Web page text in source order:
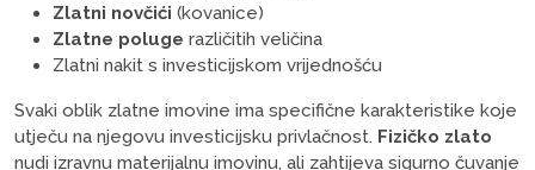
Zlatni novčići (kovanice)
Zlatne poluge različitih veličina
Zlatni nakit s investicijskom vrijednošću
Svaki oblik zlatne imovine ima specifične karakteristike koje
utječu na njegovu investicijsku privlačnost. Fizičko zlato
nudi izravnu materijalnu imovinu, ali zahtijeva sigurno čuvanje